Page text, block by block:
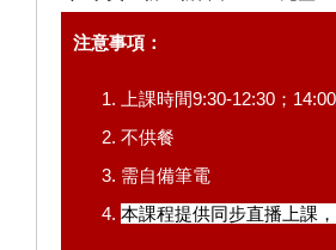
注意事項：
上課時間9:30-12:30；
不供餐
需自備筆電
本課程提供同步直播上課，